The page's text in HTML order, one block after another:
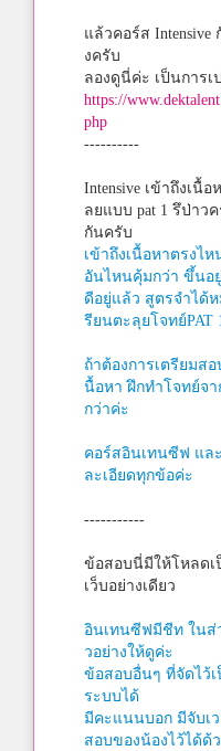
แล้วคอร์ส Intensive
งครับ
ลองดูนี่ค่ะ เป็นการเ
https://
php
----------
Intensive เข้าถึงเนื้
ลยแบบ pat 1 รึป่าว
กันครับ
เข้าถึงเนื้อหาตรงไ
อันไหนคุ้มกว่า ขึ้นอ
ดีอยู่แล้ว สูตรจำได้ห
รียนตะลุยโจทย์PAT
ถ้าต้องการเตรียมส
นื้อหา ฝึกทำโจทย์จ
กว่าค่ะ
คอร์สอินเทนซีฟ แล
ละเอียดทุกข้อค่ะ
-----------
ข้อสอบนี่มีให้โหลดเ
เว็บอย่างเดียว
อินเทนซีฟมีชีท ในส่
วอย่างให้ดูค่ะ
ข้อสอบอื่นๆ ที่จัดไว้
ระบบได้
มีคะแนนบอก มีจับเ
สอบของน้องไว้ได้ด้